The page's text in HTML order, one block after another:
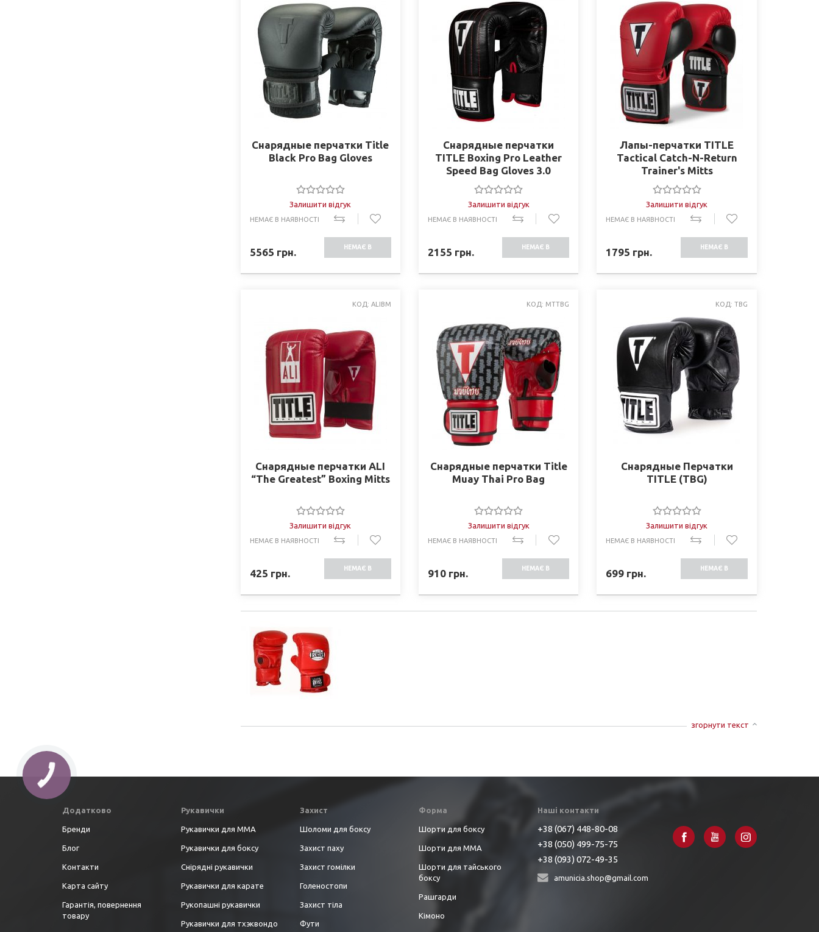
Снарядные перчатки Title
Black Pro Bag Gloves
Залишити відгук
НЕМАЄ В НАЯВНОСТІ
5565 грн. НЕМАЄ В
Снарядные перчатки
TITLE Boxing Pro Leather
Speed Bag Gloves 3.0
Залишити відгук
НЕМАЄ В НАЯВНОСТІ
2155 грн. НЕМАЄ В
Лапы-перчатки TITLE
Tactical Catch-N-Return
Trainer's Mitts
Залишити відгук
НЕМАЄ В НАЯВНОСТІ
1795 грн. НЕМАЄ В
КОД: ALIBM
Снарядные перчатки ALI
“The Greatest” Boxing Mitts
Залишити відгук
НЕМАЄ В НАЯВНОСТІ
425 грн. НЕМАЄ В
КОД: MTTBG
Снарядные перчатки Title
Muay Thai Pro Bag
Залишити відгук
НЕМАЄ В НАЯВНОСТІ
910грн. НЕМАЄ В
КОД: TBG
Снарядные Перчатки
TITLE (TBG)
Залишити відгук
НЕМАЄ В НАЯВНОСТІ
699 грн. НЕМАЄ В
згорнути текст
Додатково
Бренди
Блог
Контакти
Карта сайту
Гарантія, повернення
товару
Рукавички
Рукавички для ММА
Рукавички для боксу
Снірядні рукавички
Рукавички для карате
Рукопашні рукавички
Рукавички для тхэквондо
Захист
Шоломи для боксу
Захист паху
Захист гомілки
Голеностопи
Захист тіла
Фути
Форма
Шорти для боксу
Шорти для ММА
Шорти для тайського
боксу
Рашгарди
Кімоно
Наші контакти
+38 (067) 448-80-08
+38 (050) 499-75-75
+38 (093) 072-49-35
amunicia.shop@gmail.com